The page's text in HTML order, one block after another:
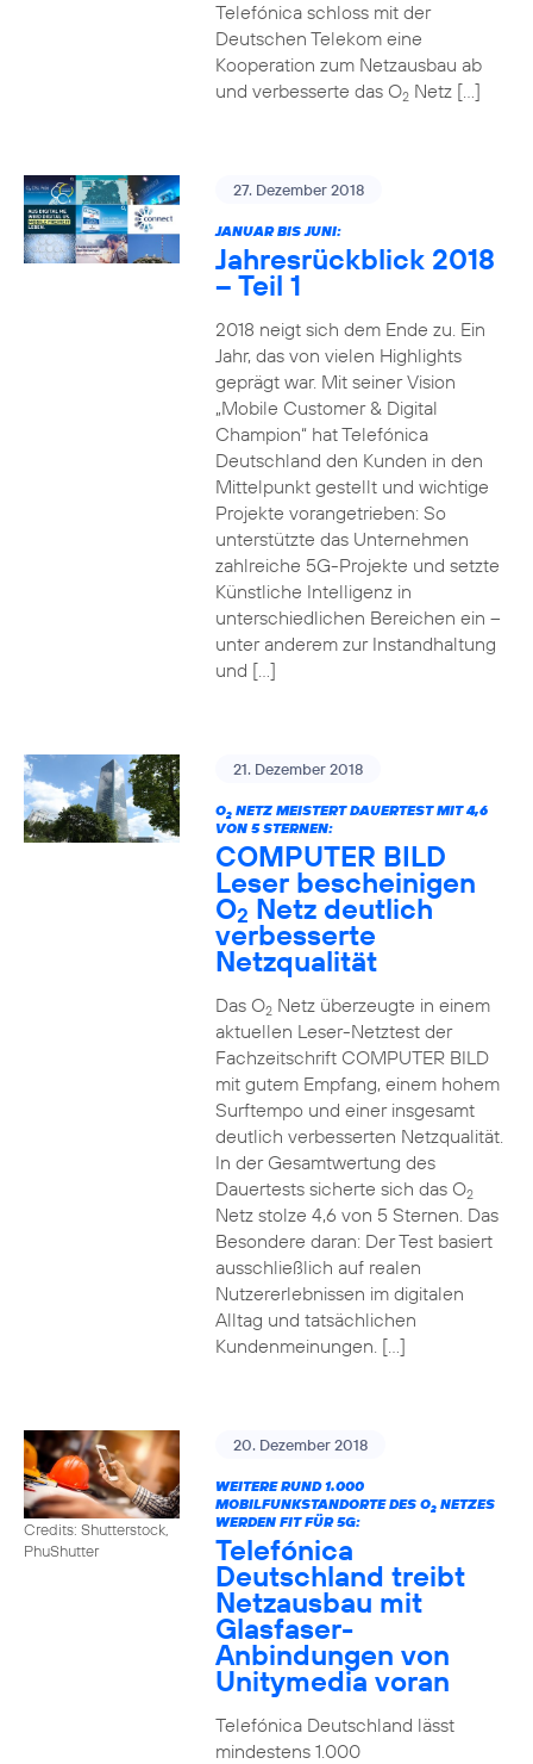
Telefónica schloss mit der
Deutschen Telekom eine
Kooperation zum Netzausbau ab
und verbesserte das O2Netz […]
27. Dezember 2018
JANUAR BIS JUNI:
Jahresrückblick 2018
– Teil 1
2018 neigt sich dem Ende zu. Ein
Jahr, das von vielen Highlights
geprägt war. Mit seiner Vision
„Mobile Customer & Digital
Champion“ hat Telefónica
Deutschland den Kunden in den
Mittelpunkt gestellt und wichtige
Projekte vorangetrieben: So
unterstützte das Unternehmen
zahlreiche 5G-Projekte und setzte
Künstliche Intelligenz in
unterschiedlichen Bereichen ein –
unter anderem zur Instandhaltung
und […]
21. Dezember 2018
O2NETZ MEISTERT DAUERTEST MIT 4,6
VON 5 STERNEN:
COMPUTER BILD
Leser bescheinigen
O2 Netz deutlich
verbesserte
Netzqualität
Das O2Netz überzeugte in einem
aktuellen Leser-Netztest der
Fachzeitschrift COMPUTER BILD
mit gutem Empfang, einem hohem
Surftempo und einer insgesamt
deutlich verbesserten Netzqualität.
In der Gesamtwertung des
Dauertests sicherte sich das O2
Netz stolze 4,6 von 5 Sternen. Das
Besondere daran: Der Test basiert
ausschließlich auf realen
Nutzererlebnissen im digitalen
Alltag und tatsächlichen
Kundenmeinungen. […]
Credits: Shutterstock,
PhuShutter
20. Dezember 2018
WEITERE RUND 1.000
MOBILFUNKSTANDORTE DES O2NETZES
WERDEN FIT FÜR 5G:
Telefónica
Deutschland treibt
Netzausbau mit
Glasfaser-
Anbindungen von
Unitymedia voran
Telefónica Deutschland lässt
mindestens 1.000